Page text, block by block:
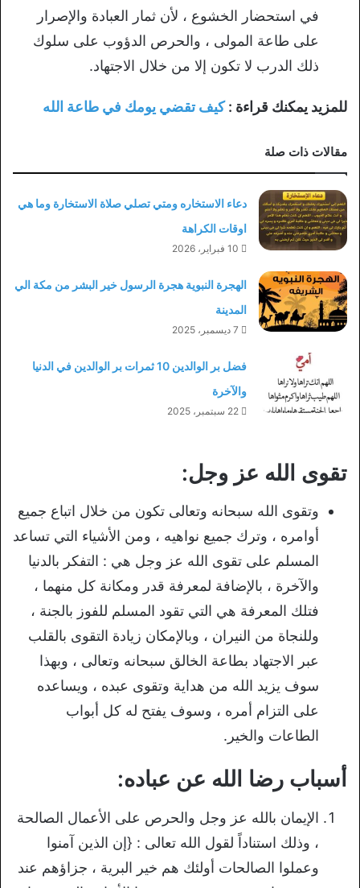
في استحضار الخشوع ، لأن ثمار العبادة والإصرار
على طاعة المولى ، والحرص الدؤوب على سلوك
ذلك الدرب لا تكون إلا من خلال الاجتهاد.
للمزيد يمكنك قراءة :كيف تقضي يومك في طاعة الله
مقالات ذات صلة
دعاء الاستخاره ومتي تصلي صلاة الاستخارة وما هي
اوقات الكراهة
10 فبراير، 2026
الهجرة النبوية هجرة الرسول خير البشر من مكة الي
المدينة
7 ديسمبر، 2025
فضل بر الوالدين 10 ثمرات بر الوالدين في الدنيا
والآخرة
22 سبتمبر، 2025
تقوى الله عز وجل:
وتقوى الله سبحانه وتعالى تكون من خلال اتباع جميع
أوامره ، وترك جميع نواهيه ، ومن الأشياء التي تساعد
المسلم على تقوى الله عز وجل هي : التفكر بالدنيا
والآخرة ، بالإضافة لمعرفة قدر ومكانة كل منهما ،
فتلك المعرفة هي التي تقود المسلم للفوز بالجنة ،
وللنجاة من النيران ، وبالإمكان زيادة التقوى بالقلب
عبر الاجتهاد بطاعة الخالق سبحانه وتعالى ، وبهذا
سوف يزيد الله من هداية وتقوى عبده ، ويساعده
على التزام أمره ، وسوف يفتح له كل أبواب
الطاعات والخير.
أسباب رضا الله عن عباده:
الإيمان بالله عز وجل والحرص على الأعمال الصالحة
، وذلك استناداً لقول الله تعالى : {إن الذين آمنوا
وعملوا الصالحات أولئك هم خير البرية ، جزاؤهم عند